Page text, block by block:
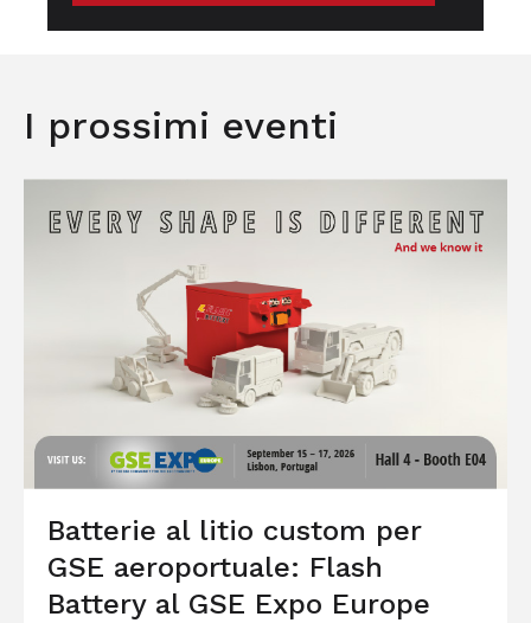
I prossimi eventi
Batterie al litio custom per
GSE aeroportuale: Flash
Battery al GSE Expo Europe